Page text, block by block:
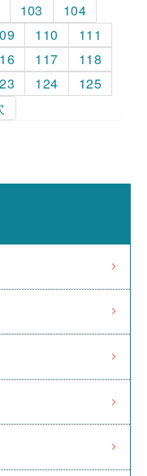
103
104
110
111
117
118
124
125